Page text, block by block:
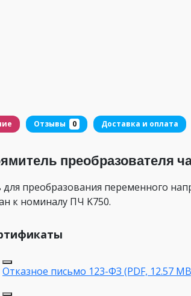
Отзывы 0 Доставка и оплата
преобразователя
преобразования переменного
к номиналу ПЧ K750.
Отказное письмо 123-ФЗ (PDF, 12.57